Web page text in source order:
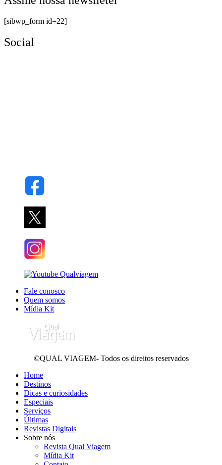
[sibwp_form id=22]
Social
Fale conosco
Quem somos
Mídia Kit
©QUAL VIAGEM- Todos os direitos reservados
Home
Destinos
Dicas e curiosidades
Especiais
Serviços
Últimas
Revistas Digitais
Sobre nós
Revista Qual Viagem
Mídia Kit